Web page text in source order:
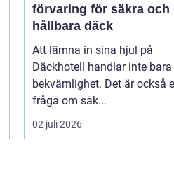
förvaring för säkra och
hållbara däck
Att lämna in sina hjul på
Däckhotell handlar inte
bekvämlighet. Det är också
fråga om säk...
02 juli 2026